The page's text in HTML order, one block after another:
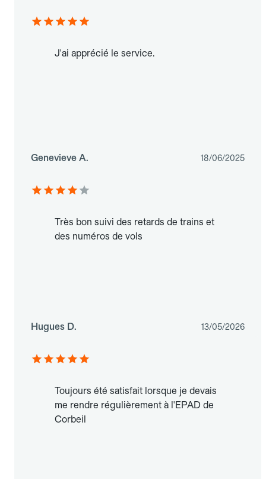
J'ai apprécié le service.
Genevieve A. 18/06/2025
Très bon suivi des retards de trains et
des numéros de vols
Hugues D. 13/05/2026
Toujours été satisfait lorsque je devais
me rendre régulièrement à l'EPAD de
Corbeil